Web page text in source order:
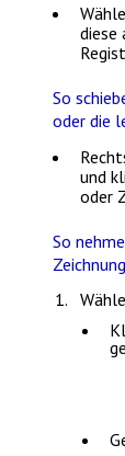
diese
So
oder die
und
oder
So